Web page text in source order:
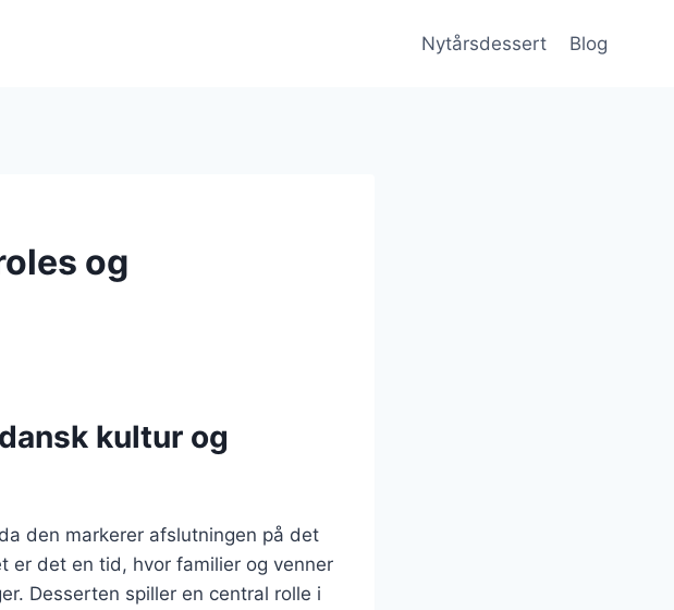
Nytårsdessert Blog
og
kultur og
den markerer afslutningen på det
er det en tid, hvor familier og venner
Desserten spiller en central rolle i